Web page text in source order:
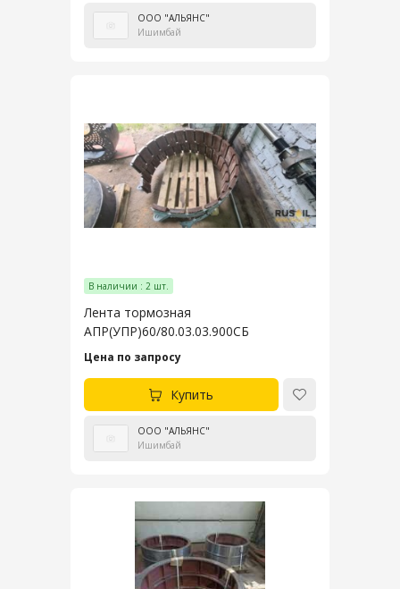
ООО "АЛЬЯНС"
Ишимбай
В наличии : 2 шт.
Лента тормозная
АПР(УПР)60/80.03.03.900СБ
Цена по запросу
Купить
ООО "АЛЬЯНС"
Ишимбай